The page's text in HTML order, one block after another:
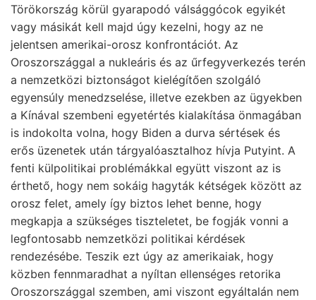
Törökország körül gyarapodó válsággócok egyikét
vagy másikát kell majd úgy kezelni, hogy az ne
jelentsen amerikai-orosz konfrontációt. Az
Oroszországgal a nukleáris és az űrfegyverkezés terén
a nemzetközi biztonságot kielégítően szolgáló
egyensúly menedzselése, illetve ezekben az ügyekben
a Kínával szembeni egyetértés kialakítása önmagában
is indokolta volna, hogy Biden a durva sértések és
erős üzenetek után tárgyalóasztalhoz hívja Putyint. A
fenti külpolitikai problémákkal együtt viszont az is
érthető, hogy nem sokáig hagyták kétségek között az
orosz felet, amely így biztos lehet benne, hogy
megkapja a szükséges tiszteletet, be fogják vonni a
legfontosabb nemzetközi politikai kérdések
rendezésébe. Teszik ezt úgy az amerikaiak, hogy
közben fennmaradhat a nyíltan ellenséges retorika
Oroszországgal szemben, ami viszont egyáltalán nem